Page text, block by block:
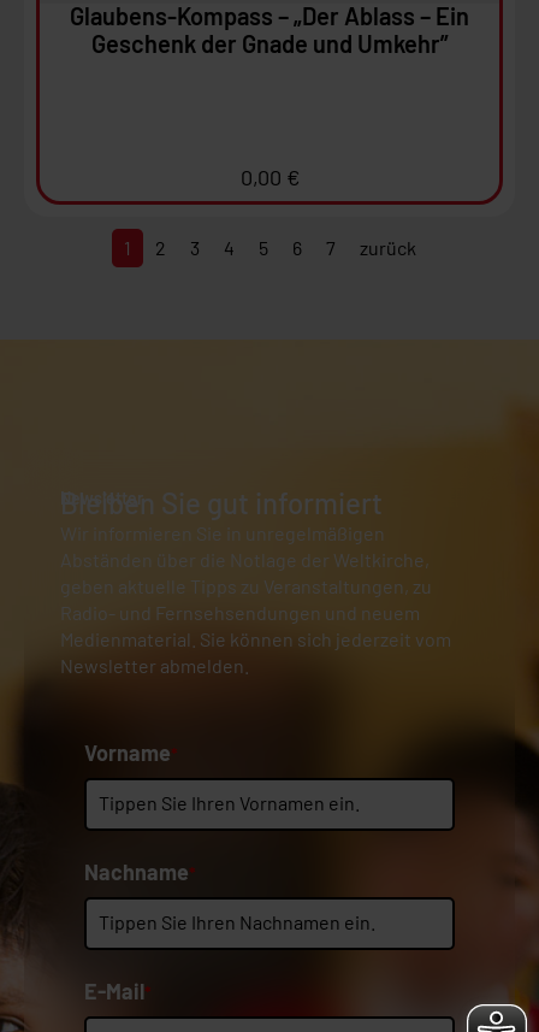
Glaubens-Kompass – „Der Ablass – Ein
Geschenk der Gnade und Umkehr”
0,00 €
1 2 3 4 5 6 7 zurück
Newsletter
Bleiben Sie gut informiert
Wir informieren Sie in unregelmäßigen
Abständen über die Notlage der Weltkirche,
geben aktuelle Tipps zu Veranstaltungen, zu
Radio- und Fernsehsendungen und neuem
Medienmaterial. Sie können sich jederzeit vom
Newsletter abmelden.
Vorname*
Nachname*
E-Mail*